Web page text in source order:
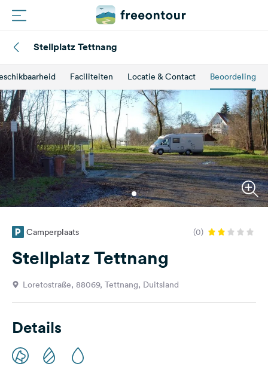
Routes
Campings
Magazine
Partners
Registreren
Inloggen
Vragen &
Feedback
Taal:
Volg
ons
Stellplatz Tettnang
Faciliteiten Locatie & Contact Beoordeling
Camperplaats (0)
Stellplatz Tettnang
Loretostraße, 88069, Tettnang, Duitsland
Details